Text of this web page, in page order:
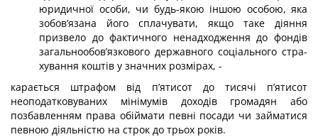
юридичної особи, чи будь-якою іншою особою, яка
зобов’язана його сплачувати, якщо таке діяння
призвело до фактичного ненадходження до фондів
загальнообов’язкового державного соціального стра­
хування коштів у значних розмірах, -
карається штрафом від п’ятисот до тисячі п’ятисот
неоподатковуваних міні­мумів доходів громадян або
позбавленням права обіймати певні посади чи за­йматися
певною діяльністю на строк до трьох років.